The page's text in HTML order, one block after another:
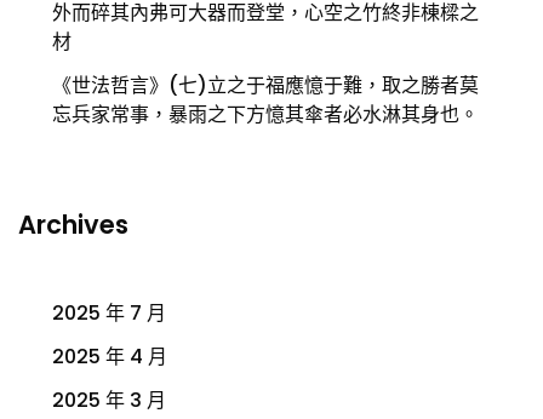
外而碎其內弗可大器而登堂，心空之竹終非棟樑之
材
《世法哲言》(七)立之于福應憶于難，取之勝者莫
忘兵家常事，暴雨之下方憶其傘者必水淋其身也。
Archives
2025 年 7 月
2025 年 4 月
2025 年 3 月